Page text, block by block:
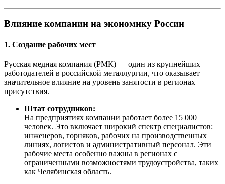
Влияние компании на экономику России
1. Создание рабочих мест
Русская медная компания (РМК) — один из крупнейших
работодателей в российской металлургии, что оказывает
значительное влияние на уровень занятости в регионах
присутствия.
Штат сотрудников:
На предприятиях компании работает более 15 000
человек. Это включает широкий спектр специалистов:
инженеров, горняков, рабочих на производственных
линиях, логистов и административный персонал. Эти
рабочие места особенно важны в регионах с
ограниченными возможностями трудоустройства, таких
как Челябинская область.